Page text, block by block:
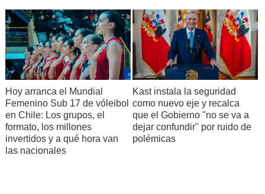
Hoy arranca el Mundial
Femenino Sub 17 de vóleibol
en Chile: Los grupos, el
formato, los millones
invertidos y a qué hora van
las nacionales
Kast instala la seguridad
como nuevo eje y recalca
que el Gobierno "no se va a
dejar confundir" por ruido de
polémicas